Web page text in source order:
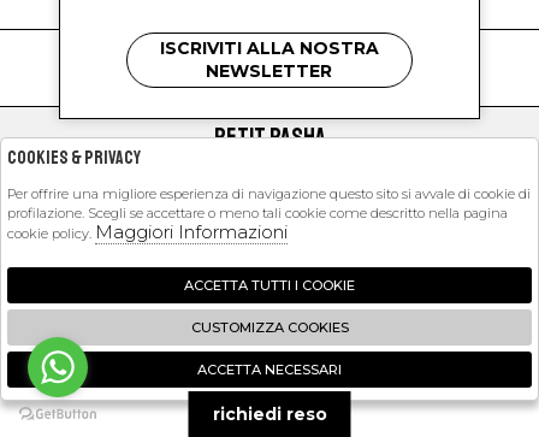
kids
PETIT PASHA
EXTRA
2026 Petit Pasha - P.iva : 09423341214 Powered by
Zucchetti
🍪
ISCRIVITI ALLA NOSTRA
NEWSLETTER
richiedi reso
Cookies & Privacy
Per offrire una migliore esperienza di navigazione questo sito si avvale di cookie di
profilazione. Scegli se accettare o meno tali cookie come descritto nella pagina
cookie policy. Maggiori Informazioni
ACCETTA TUTTI I COOKIE
CUSTOMIZZA COOKIES
ACCETTA NECESSARI